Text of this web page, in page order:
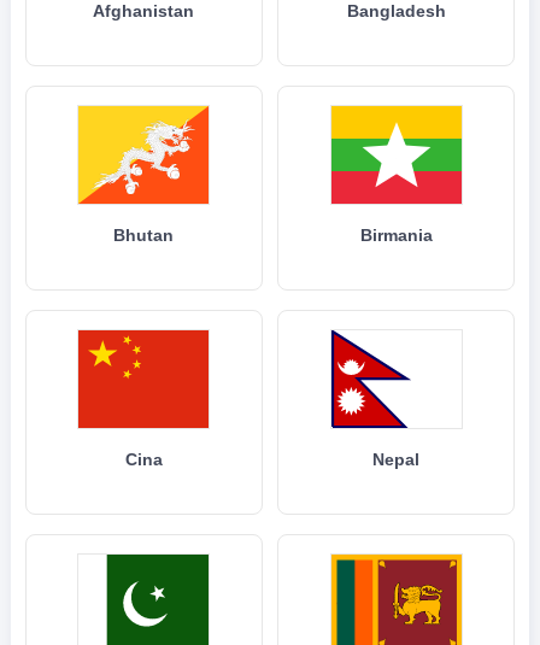
Afghanistan Bangladesh
Bhutan Birmania
Cina Nepal